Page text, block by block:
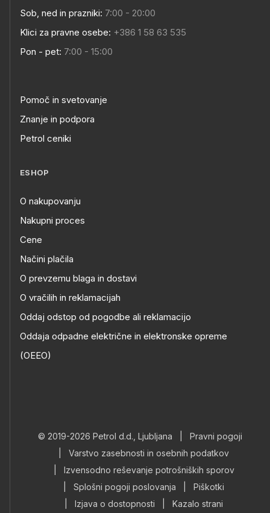
Sob, ned in prazniki: 7:00 - 20:00
Klici za pravne osebe: +386 1 58 63 535
Pon - pet: 7:00 - 15:00
Pomoč in svetovanje
Znanje in podpora
Petrol ceniki
ESHOP
O nakupovanju
Nakupni proces
Cene
Načini plačila
O prevzemu blaga in dostavi
O vračilih in reklamacijah
Oddaj odstop od pogodbe ali reklamacijo
Oddaja odpadne električne in elektronske opreme
(OEEO)
© 2019-2026 Petrol d.d., Ljubljana
Pravni pogoji
Varstvo zasebnosti in osebnih podatkov
Izvensodno reševanje potrošniških sporov
Splošni pogoji poslovanja
Piškotki
Izjava o dostopnosti Kazalo strani